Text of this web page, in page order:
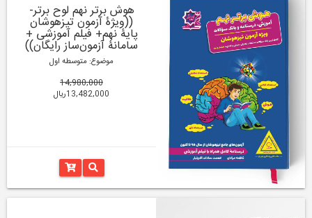
هوش برتر نهم لوح برتر-
((ویژۀ آزمون تیزهوشان
پایۀ نهم+ فیلم آموزشی +
سامانۀ آزمون‌ساز رایگان))
موضوع: متوسطه اول
14,980,000
13,482,000ریال